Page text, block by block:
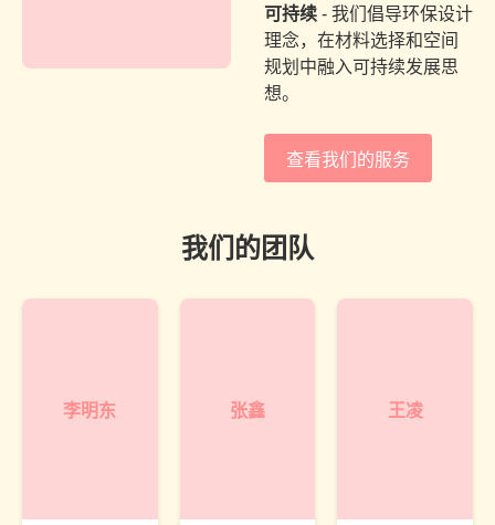
可持续 - 我们倡导环保设计
理念，在材料选择和空间
规划中融入可持续发展思
想。
查看我们的服务
我们的团队
李明东 张鑫 王凌